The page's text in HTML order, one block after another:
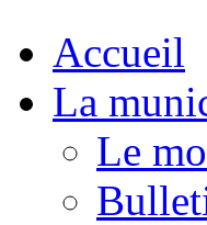
Accueil
La
Le